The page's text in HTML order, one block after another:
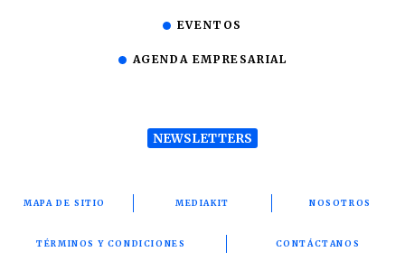
EVENTOS
AGENDA EMPRESARIAL
NEWSLETTERS
MAPA DE SITIO MEDIAKIT NOSOTROS
TÉRMINOS Y CONDICIONES CONTÁCTANOS